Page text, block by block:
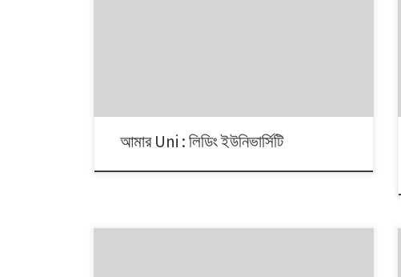
আমার Uni : লিডিং ইউনিভার্সিটি